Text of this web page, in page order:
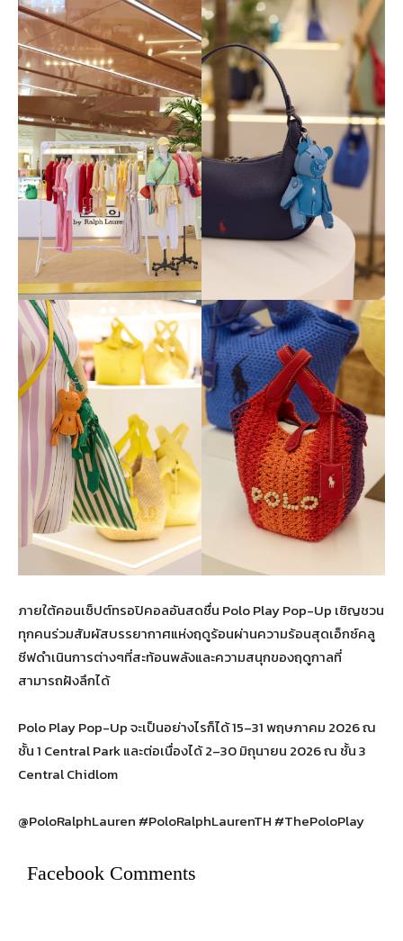
ภายใต้คอนเซ็ปต์ทรอปิคอลอันสดชื่น Polo Play Pop-Up เชิญชวน
ทุกคนร่วมสัมผัสบรรยากาศแห่งฤดูร้อนผ่านความร้อนสุดเอ็กซ์คลู
ซีฟดำเนินการต่างๆที่สะท้อนพลังและความสนุกของฤดูกาลที่
สามารถฝังลึกได้
Polo Play Pop-Up จะเป็นอย่างไรก็ได้ 15–31 พฤษภาคม 2026 ณ
ชั้น 1 Central Park และต่อเนื่องได้ 2–30 มิถุนายน 2026 ณ ชั้น 3
Central Chidlom
@PoloRalphLauren #PoloRalphLaurenTH #ThePoloPlay
Facebook Comments